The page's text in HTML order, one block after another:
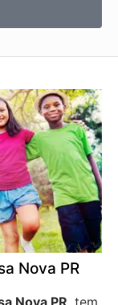
Nova PR